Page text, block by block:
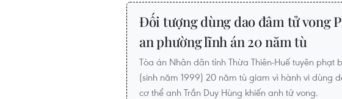
Đối tượng dùng dao đâm tử vong
an phường lĩnh án 20 năm tù
Tòa án Nhân dân tỉnh Thừa Thiên-Huế tuyên phạt
(sinh năm 1999) 20 năm tù giam vì hành vi dùng
cơ thể anh Trần Duy Hùng khiến anh tử vong.